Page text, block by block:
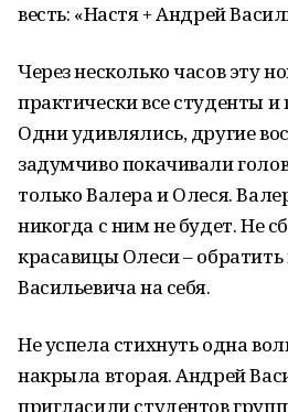
весть: «Настя + Андрей
Через несколько часов эту
практически все студенты и
Одни удивлялись, другие
задумчиво покачивали
только Валера и Олеся.
никогда с ним не будет. Не
красавицы Олеси –
Васильевича на себя.
Не успела стихнуть одна
накрыла вторая. Андрей
пригласили студентов